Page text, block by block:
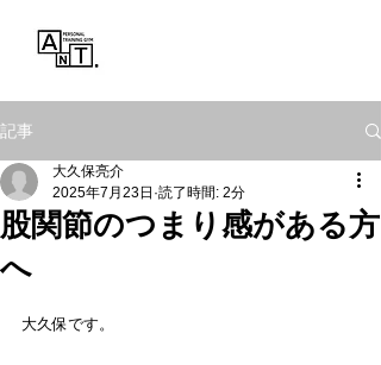
記事
股関節のつまり感がある方
へ
大久保亮介
2025年7月23日 読了時間: 2分
大久保です。